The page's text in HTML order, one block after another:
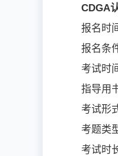
CDGA
报名时
报名条
考试时
指导用
考试形
考题类
考试时